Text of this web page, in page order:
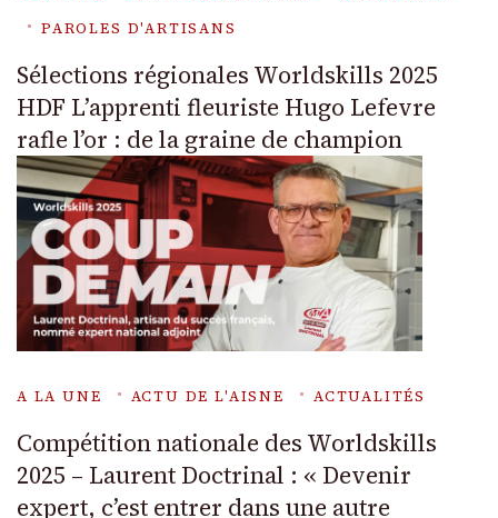
PAROLES D'ARTISANS
Sélections régionales Worldskills 2025
HDF L’apprenti fleuriste Hugo Lefevre
rafle l’or : de la graine de champion
A LA UNE ACTU DE L'AISNE ACTUALITÉS
Compétition nationale des Worldskills
2025 – Laurent Doctrinal : « Devenir
expert, c’est entrer dans une autre